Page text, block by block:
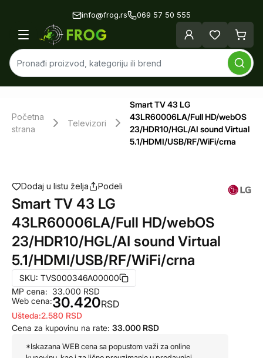
info@frog.rs 069 57 50 555
Početna
strana
Televizori
Smart TV 43 LG
43LR60006LA/Full HD/webOS
23/HDR10/HGL/AI sound Virtual
5.1/HDMI/USB/RF/WiFi/crna
Dodaj u listu želja Podeli
Smart TV 43 LG
43LR60006LA/Full HD/webOS
23/HDR10/HGL/AI sound Virtual
5.1/HDMI/USB/RF/WiFi/crna
SKU: TVS000346A00000
MP cena:
Web cena:
33.000 RSD
30.420RSD
Ušteda:2.580 RSD
Cena za kupovinu na rate: 33.000 RSD
*Iskazana WEB cena sa popustom važi za online